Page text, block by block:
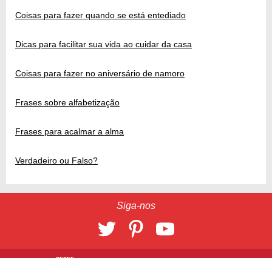
Coisas para fazer quando se está entediado
Dicas para facilitar sua vida ao cuidar da casa
Coisas para fazer no aniversário de namoro
Frases sobre alfabetização
Frases para acalmar a alma
Verdadeiro ou Falso?
Siga-nos